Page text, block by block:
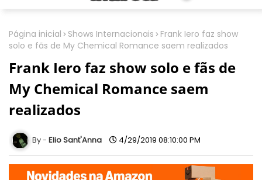
Página inicial Shows Internacionais
Frank Iero faz show
solo e fãs de My Chemical Romance saem realizados
Frank Iero faz show solo e fãs de
My Chemical Romance saem
realizados
Elio Sant'Anna 4/29/2019 08:10:00 PM